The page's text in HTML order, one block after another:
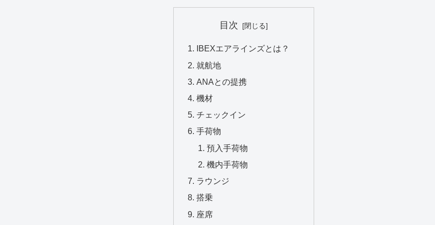
目次
IBEXエアラインズとは？
就航地
ANAとの提携
機材
チェックイン
手荷物
預入手荷物
機内手荷物
ラウンジ
搭乗
座席